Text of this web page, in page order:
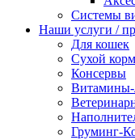
Cистемы
Наши услуги /
Для кошек
Сухой корм
Консервы
Витамины-
Груминг-